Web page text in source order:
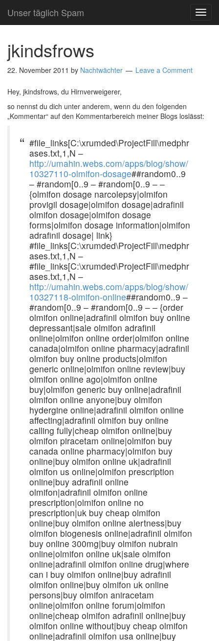
Unser täglich Spam
jkindsfrows
22. November 2011 by Nachtwächter Leave a Comment
Hey, jkindsfrows, du Hirnverweigerer,
so nennst du dich unter anderem, wenn du den folgenden
„Kommentar“ auf den Kommentarbereich meiner Blogs loslässt:
#file_links[C:\xrumded\ProjectFill\medphr
ases.txt,1,N –
http://umahin.webs.com/apps/blog/show/
10327110-olmifon-dosage##random0..9
– #random[0..9 – #random[0..9 – –
{olmifon dosage narcolepsy|olmifon
provigil dosage|olmifon dosage|adrafinil
olmifon dosage|olmifon dosage
forms|olmifon dosage information|olmifon
adrafinil dosage| link}
#file_links[C:\xrumded\ProjectFill\medphr
ases.txt,1,N –
#file_links[C:\xrumded\ProjectFill\medphr
ases.txt,1,N –
http://umahin.webs.com/apps/blog/show/
10327118-olmifon-online##random0..9 –
#random[0..9 – #random[0..9 – – {order
olmifon online|adrafinil olmifon buy online
depressant|sale olmifon adrafinil
online|olmifon online order|olmifon online
canada|olmifon online pharmacy|adrafinil
olmifon buy online products|olmifon
generic online|olmifon online review|buy
olmifon online ago|olmifon online
buy|olmifon generic buy online|adrafinil
olmifon online anyone|buy olmifon
hydergine online|adrafinil olmifon online
affecting|adrafinil olmifon buy online
calling fully|cheap olmifon online|buy
olmifon piracetam online|olmifon buy
canada online pharmacy|olmifon buy
online|buy olmifon online uk|adrafinil
olmifon us online|olmifon prescription
online|buy adrafinil online
olmifon|adrafinil olmifon online
prescription|olmifon online no
prescription|uk buy cheap olmifon
online|buy olmifon online alertness|buy
olmifon biogenesis online|adrafinil olmifon
buy online 300mg|buy olmifon nubrain
online|olmifon online uk|sale olmifon
online|adrafinil olmifon online drug|where
can i buy olmifon online|buy adrafinil
olmifon online|buy olmifon uk online
persons|buy olmifon aniracetam
online|olmifon online forum|olmifon
online|cheap olmifon adrafinil online|buy
olmifon online without|buy cheap olmifon
online|adrafinil olmifon usa online|buy